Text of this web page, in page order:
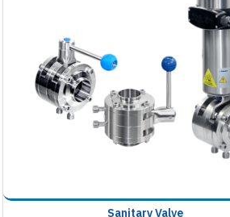
Sanitary Valve